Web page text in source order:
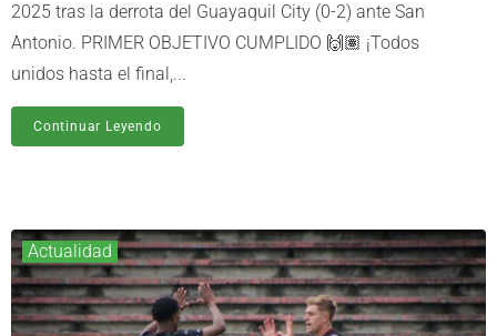
2025 tras la derrota del Guayaquil City (0-2) ante San
Antonio. PRIMER OBJETIVO CUMPLIDO 🙌🏽 ¡Todos
unidos hasta el final,...
Continuar Leyendo
Actualidad